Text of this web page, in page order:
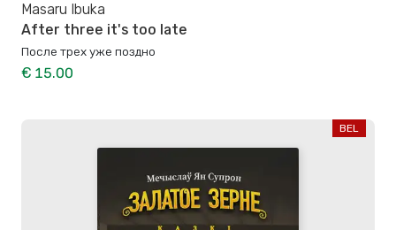
Masaru Ibuka
After three it's too late
После трех уже поздно
€ 15.00
BEL